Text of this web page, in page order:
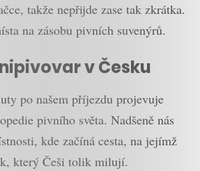
takže nepřijde zase tak zkrátka.
na zásobu pivních suvenýrů.
v Česku
po našem příjezdu projevuje
pivního světa. Nadšeně nás
kde začíná cesta, na jejímž
který Češi tolik milují.